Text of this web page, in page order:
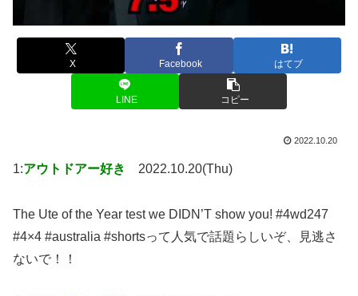
X Facebook はてブ
LINE コピー
2022.10.20
1:アウトドアー好き 2022.10.20(Thu)
The Ute of the Year test we DIDN’T show you! #4wd247
#4×4 #australia #shortsって人気で話題らしいぞ、見逃さ
ないで！！